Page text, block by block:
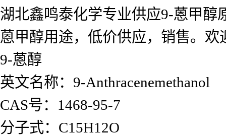
湖北鑫鸣泰化学专业供应9-蒽甲醇
蒽甲醇用途，低价供应，销售。
9-蒽醇
英文名称：9-Anthracenemethanol
CAS号：1468-95-7
分子式：C15H12O